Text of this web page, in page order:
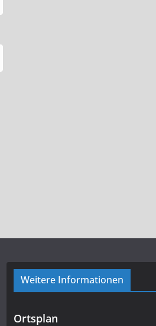
Weitere Informationen
Ortsplan